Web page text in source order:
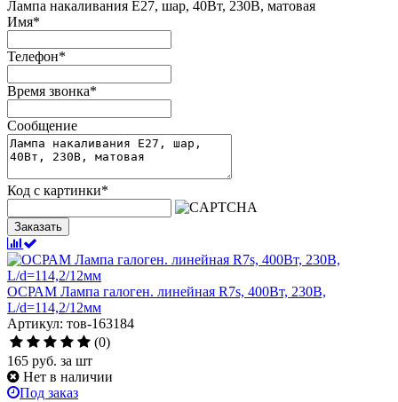
Лампа накаливания Е27, шар, 40Вт, 230В, матовая
Имя*
Телефон*
Время звонка*
Сообщение
Код с картинки*
Заказать
ОСРАМ Лампа галоген. линейная R7s, 400Вт, 230В,
L/d=114,2/12мм
Артикул: тов-163184
(0)
165 руб. за шт
Нет в наличии
Под заказ